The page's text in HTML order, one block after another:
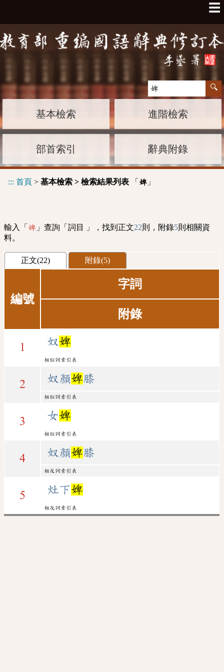
☰
基本檢索 進階檢索
部首索引 辭典附錄
::: 首頁 > 基本檢索 > 檢索結果列表 「 婢 」
輸入「 婢 」查詢「詞目 」，找到正文22則，附錄5則相關資
料。
正文(22) 附錄(5)
編號
字詞
附錄
1 奴婢
相似詞索引表
2 奴顏婢膝
相似詞索引表
3 女婢
相似詞索引表
4 奴顏婢膝
相反詞索引表
5 灶下婢
相反詞索引表